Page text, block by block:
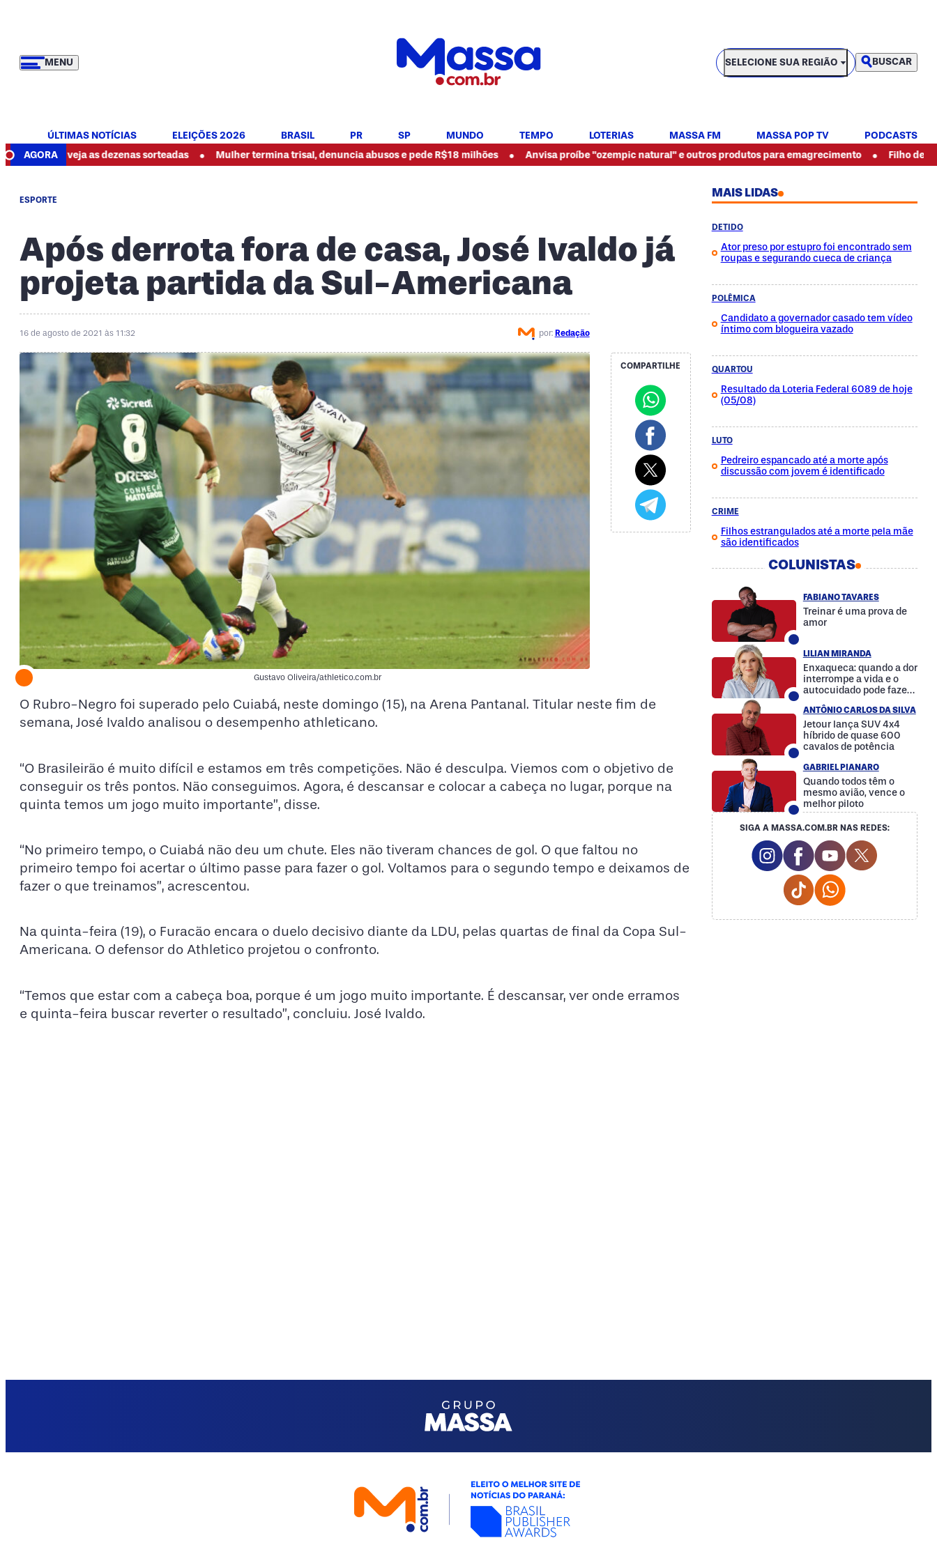
MENU
SELECIONE SUA REGIÃO
SELECIONE SUA REGIÃO BUSCAR
ÚLTIMAS NOTÍCIAS ELEIÇÕES 2026 BRASIL PR SP MUNDO TEMPO LOTERIAS MASSA FM MASSA POP TV
PODCASTS
AGORA
veja as dezenas sorteadas • Mulher termina trisal, denuncia abusos e pede R$18 milhões • Anvisa proíbe "ozempic natural" e outros produtos para emagrecimento • Filho de pintor
ESPORTE
Após derrota fora de casa, José Ivaldo já
projeta partida da Sul-Americana
16 de agosto de 2021 às 11:32 por: Redação
Gustavo Oliveira/athletico.com.br
COMPARTILHE
O Rubro-Negro foi superado pelo Cuiabá, neste domingo (15), na Arena Pantanal. Titular neste fim de
semana, José Ivaldo analisou o desempenho athleticano.
“O Brasileirão é muito difícil e estamos em três competições. Não é desculpa. Viemos com o objetivo de
conseguir os três pontos. Não conseguimos. Agora, é descansar e colocar a cabeça no lugar, porque na
quinta temos um jogo muito importante”, disse.
“No primeiro tempo, o Cuiabá não deu um chute. Eles não tiveram chances de gol. O que faltou no
primeiro tempo foi acertar o último passe para fazer o gol. Voltamos para o segundo tempo e deixamos de
fazer o que treinamos”, acrescentou.
Na quinta-feira (19), o Furacão encara o duelo decisivo diante da LDU, pelas quartas de final da Copa Sul-
Americana. O defensor do Athletico projetou o confronto.
“Temos que estar com a cabeça boa, porque é um jogo muito importante. É descansar, ver onde erramos
e quinta-feira buscar reverter o resultado”, concluiu. José Ivaldo.
MAIS LIDAS
DETIDO
Ator preso por estupro foi encontrado sem
roupas e segurando cueca de criança
POLÊMICA
Candidato a governador casado tem vídeo
íntimo com blogueira vazado
QUARTOU
Resultado da Loteria Federal 6089 de hoje
(05/08)
LUTO
Pedreiro espancado até a morte após
discussão com jovem é identificado
CRIME
Filhos estrangulados até a morte pela mãe
são identificados
COLUNISTAS
FABIANO TAVARES
Treinar é uma prova de
amor
LILIAN MIRANDA
Enxaqueca: quando a dor
interrompe a vida e o
autocuidado pode fazer
ANTÔNIO CARLOS DA SILVA
Jetour lança SUV 4x4
híbrido de quase 600
cavalos de potência
GABRIEL PIANARO
Quando todos têm o
mesmo avião, vence o
melhor piloto
SIGA A MASSA.COM.BR NAS REDES:
Instagram Social Media
Facebook Social Media
Youtube Social
Twitter
Tiktok Social Media
Whatsapp